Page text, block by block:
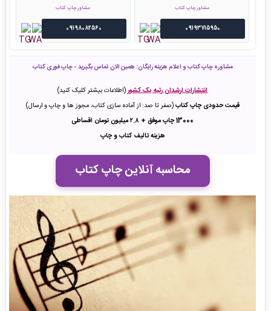
مشاور چاپ کتاب
09193715950
مشاور چاپ کتاب
09198082560
مشاوره چاپ کتاب و اعلام هزینه رایگان: همین الان تماس بگیرید - چاپ فوری کتاب
انتشارات ارشدان رتبه یک کشور(اطلاعات بیشتر کلیک کنید)
قیمت حدودی چاپ کتاب(صفر تا صد: از آماده سازی کتاب، مجوز ها و چاپ و ارسال)
13000 چاپ موفق + ۲.۸ میلیون تومان اقساطی
هزینه تالیف کتاب و چاپ
محاسبه آنلاین چاپ کتاب